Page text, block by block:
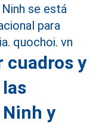
cuadros y
y